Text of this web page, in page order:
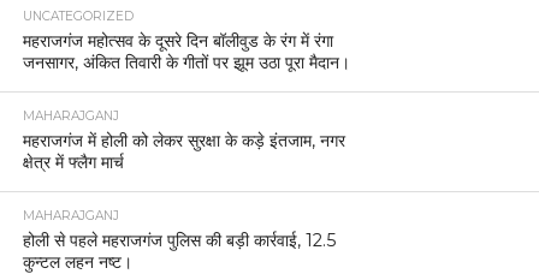
UNCATEGORIZED
महराजगंज महोत्सव के दूसरे दिन बॉलीवुड के रंग में रंगा
जनसागर, अंकित तिवारी के गीतों पर झूम उठा पूरा मैदान।
MAHARAJGANJ
महराजगंज में होली को लेकर सुरक्षा के कड़े इंतजाम, नगर
क्षेत्र में फ्लैग मार्च
MAHARAJGANJ
होली से पहले महराजगंज पुलिस की बड़ी कार्रवाई, 12.5
कुन्टल लहन नष्ट।